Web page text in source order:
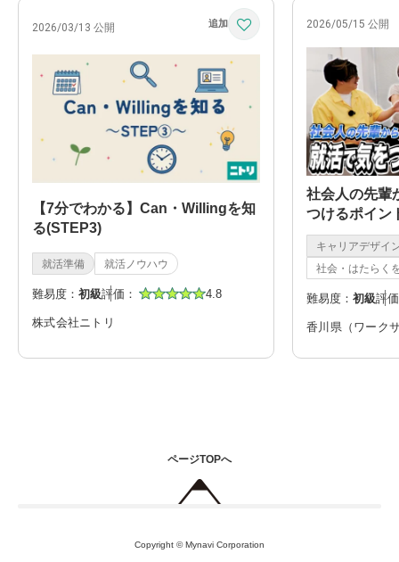
2026/03/13 公開
【7分でわかる】Can・Willingを知
る(STEP3)
就活準備 就活ノウハウ
難易度： 初級評価： 4.8
株式会社ニトリ
2026/05/15 公開
社会人の先輩
つけるポイン
キャリアデザイ
社会・はたらく
難易度： 初級評
香川県（ワーク
ページTOPへ
Copyright © Mynavi Corporation